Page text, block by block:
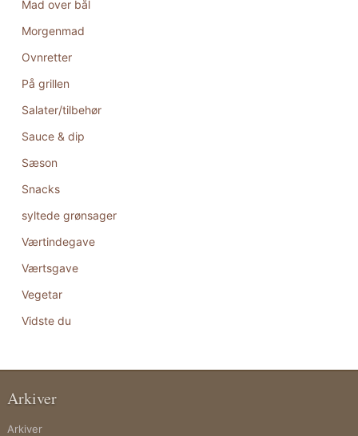
Mad over bål
Morgenmad
Ovnretter
På grillen
Salater/tilbehør
Sauce & dip
Sæson
Snacks
syltede grønsager
Værtindegave
Værtsgave
Vegetar
Vidste du
Arkiver
Arkiver